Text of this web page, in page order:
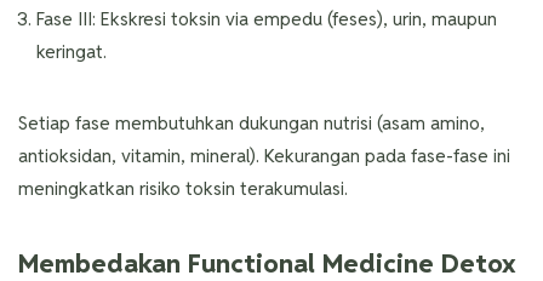
Fase III: Ekskresi toksin via empedu (feses), urin, maupun
keringat.
Setiap fase membutuhkan dukungan nutrisi (asam amino,
antioksidan, vitamin, mineral). Kekurangan pada fase-fase ini
meningkatkan risiko toksin terakumulasi.
Membedakan Functional Medicine Detox